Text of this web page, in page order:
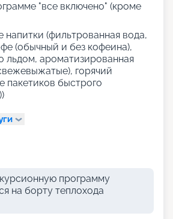
"все включено" (кроме
напитки (фильтрованная вода,
(обычный и без кофеина),
льдом, ароматизированная
горячий
пакетиков быстрого
программу
на борту теплохода